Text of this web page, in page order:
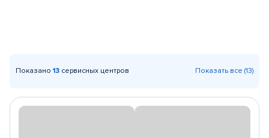
Показано 13 сервисных центров Показать все (13)